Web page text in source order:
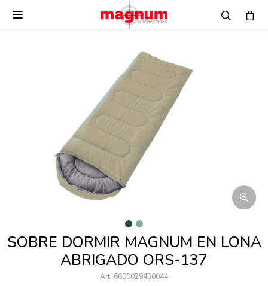

SOBRE DORMIR MAGNUM EN LONA
ABRIGADO ORS-137
6600029430044